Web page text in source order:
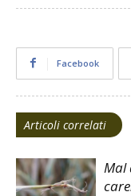
Facebook
Articoli correlati
Mal